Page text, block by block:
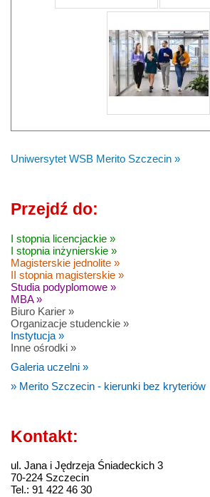
Uniwersytet WSB Merito Szczecin »
Przejdź do:
I stopnia licencjackie »
I stopnia inżynierskie »
Magisterskie jednolite »
II stopnia magisterskie »
Studia podyplomowe »
MBA »
Biuro Karier »
Organizacje studenckie »
Instytucja »
Inne ośrodki »
Galeria uczelni »
» Merito Szczecin - kierunki bez kryteriów
Kontakt:
ul. Jana i Jędrzeja Śniadeckich 3
70-224 Szczecin
Tel.: 91 422 46 30